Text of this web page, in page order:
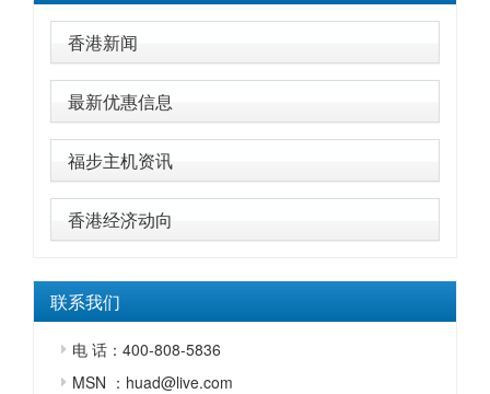
香港新闻
最新优惠信息
福步主机资讯
香港经济动向
联系我们
电 话：400-808-5836
MSN ：huad@live.com